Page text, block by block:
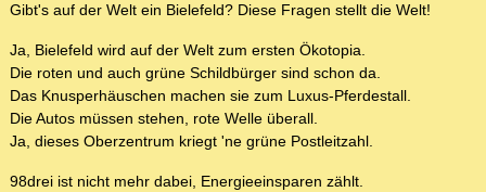
Gibt's auf der Welt ein Bielefeld? Diese Fragen stellt die Welt!
Ja, Bielefeld wird auf der Welt zum ersten Ökotopia.
Die roten und auch grüne Schildbürger sind schon da.
Das Knusperhäuschen machen sie zum Luxus-Pferdestall.
Die Autos müssen stehen, rote Welle überall.
Ja, dieses Oberzentrum kriegt 'ne grüne Postleitzahl.
98drei ist nicht mehr dabei, Energieeinsparen zählt.